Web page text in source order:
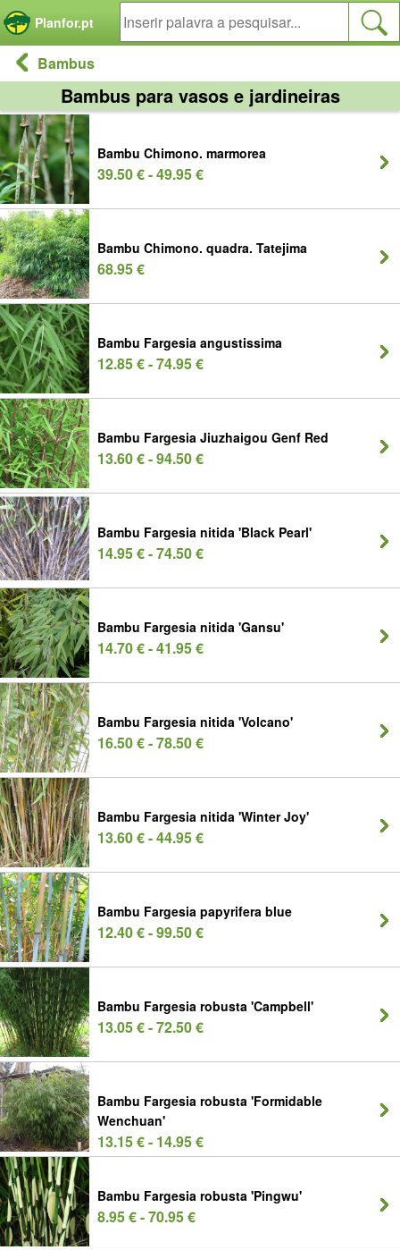
Planfor.pt
Bambus
Bambus para vasos e jardineiras
Bambu Chimono. marmorea
39.50 € - 49.95 €
Bambu Chimono. quadra. Tatejima
68.95 €
Bambu Fargesia angustissima
12.85 € - 74.95 €
Bambu Fargesia Jiuzhaigou Genf Red
13.60 € - 94.50 €
Bambu Fargesia nitida 'Black Pearl'
14.95 € - 74.50 €
Bambu Fargesia nitida 'Gansu'
14.70 € - 41.95 €
Bambu Fargesia nitida 'Volcano'
16.50 € - 78.50 €
Bambu Fargesia nitida 'Winter Joy'
13.60 € - 44.95 €
Bambu Fargesia papyrifera blue
12.40 € - 99.50 €
Bambu Fargesia robusta 'Campbell'
13.05 € - 72.50 €
Bambu Fargesia robusta 'Formidable
Wenchuan'
13.15 € - 14.95 €
Bambu Fargesia robusta 'Pingwu'
8.95 € - 70.95 €
Painel de Gerenciamento de Cookies